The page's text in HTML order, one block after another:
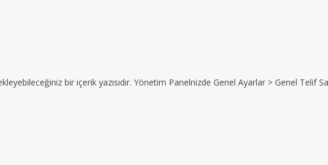
bir içerik yazısıdır. Yönetim Panelnizde Genel Ayarlar > Genel Telif